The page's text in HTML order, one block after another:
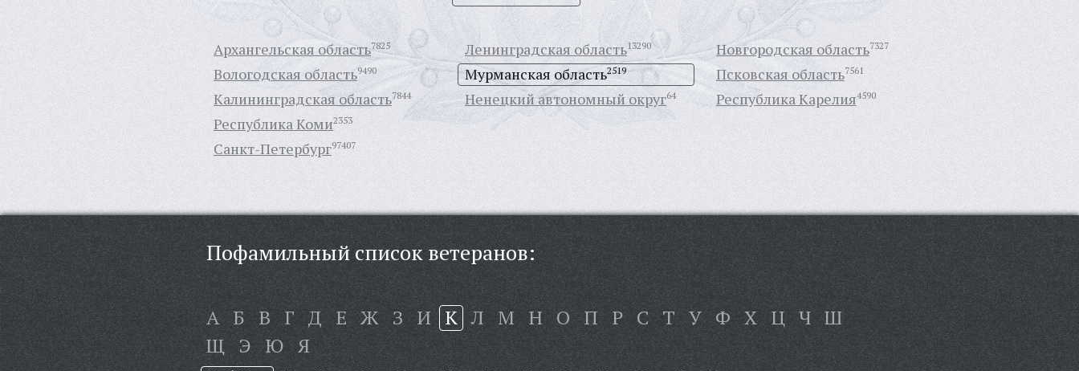
Архангельская область7825
Вологодская область9490
Калининградская область7844
Ленинградская область13290
Мурманская область2519
Ненецкий автономный округ64
Новгородская область7327
Псковская область7561
Республика Карелия4590
Республика Коми2353
Санкт-Петербург97407
Пофамильный список ветеранов:
А Б В Г Д Е Ж З И К Л М Н О П Р С Т У Ф Х Ц Ч Ш
Щ Э Ю Я